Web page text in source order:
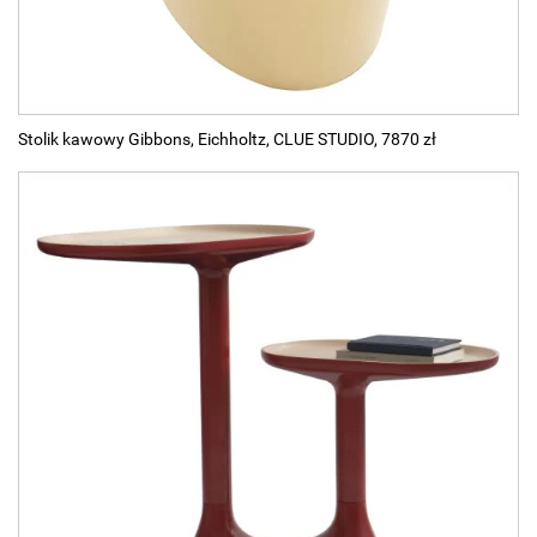
Stolik kawowy Gibbons, Eichholtz, CLUE STUDIO, 7870 zł